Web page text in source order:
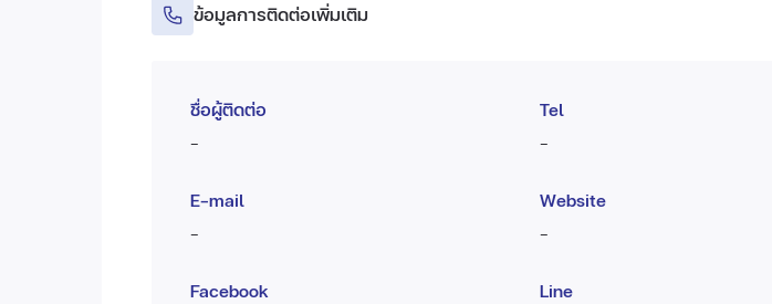
ข้อมูลการติดต่อเพิ่มเติม
ชื่อผู้ติดต่อ
-
Tel
-
E-mail
-
Website
-
Facebook
Line